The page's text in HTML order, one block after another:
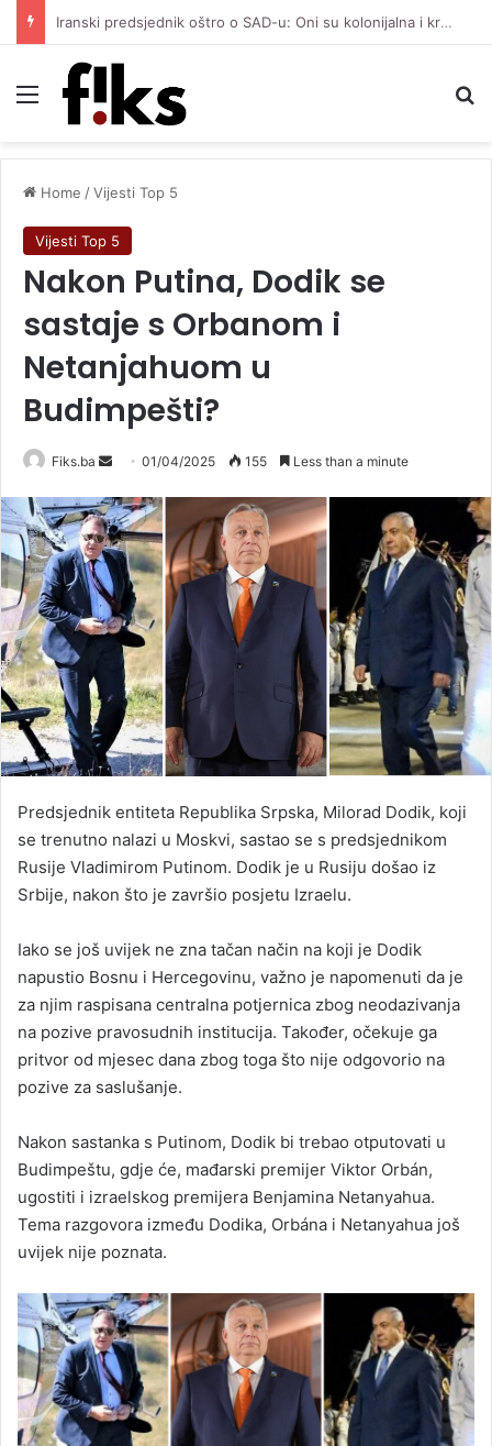
Iranski predsjednik oštro o SAD-u: Oni su kolonijalna i kriminalna država, natjerali smo ih na diplomatiju
Menu
Home /Vijesti Top 5
Vijesti Top 5
Nakon Putina, Dodik se
sastaje s Orbanom i
Netanjahuom u
Budimpešti?
Fiks.ba
Send
email
01/04/2025 155 Less than a minute
Predsjednik entiteta Republika Srpska, Milorad Dodik, koji
se trenutno nalazi u Moskvi, sastao se s predsjednikom
Rusije Vladimirom Putinom. Dodik je u Rusiju došao iz
Srbije, nakon što je završio posjetu Izraelu.
Iako se još uvijek ne zna tačan način na koji je Dodik
napustio Bosnu i Hercegovinu, važno je napomenuti da je
za njim raspisana centralna potjernica zbog neodazivanja
na pozive pravosudnih institucija. Također, očekuje ga
pritvor od mjesec dana zbog toga što nije odgovorio na
pozive za saslušanje.
Nakon sastanka s Putinom, Dodik bi trebao otputovati u
Budimpeštu, gdje će, mađarski premijer Viktor Orbán,
ugostiti i izraelskog premijera Benjamina Netanyahua.
Tema razgovora između Dodika, Orbána i Netanyahua još
uvijek nije poznata.